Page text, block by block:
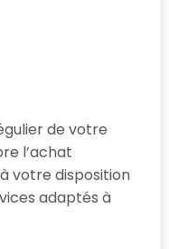
de votre
l’achat
votre disposition
adaptés à